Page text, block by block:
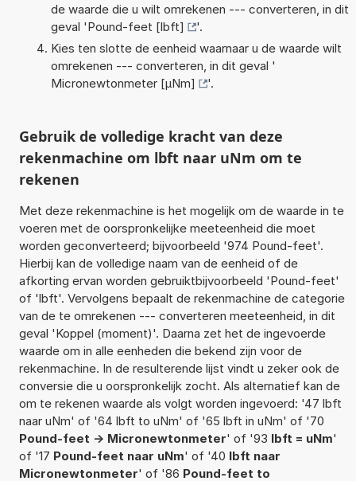
de waarde die u wilt omrekenen --- converteren, in dit
geval 'Pound-feet [lbft]
'.
Kies ten slotte de eenheid waarnaar u de waarde wilt
omrekenen --- converteren, in dit geval '
Micronewtonmeter [µNm]
'.
Gebruik de volledige kracht van deze
rekenmachine om lbft naar uNm om te
rekenen
Met deze rekenmachine is het mogelijk om de waarde in te
voeren met de oorspronkelijke meeteenheid die moet
worden geconverteerd; bijvoorbeeld '974 Pound-feet'.
Hierbij kan de volledige naam van de eenheid of de
afkorting ervan worden gebruiktbijvoorbeeld 'Pound-feet'
of 'lbft'. Vervolgens bepaalt de rekenmachine de categorie
van de te omrekenen --- converteren meeteenheid, in dit
geval 'Koppel (moment)'. Daarna zet het de ingevoerde
waarde om in alle eenheden die bekend zijn voor de
rekenmachine. In de resulterende lijst vindt u zeker ook de
conversie die u oorspronkelijk zocht. Als alternatief kan de
om te rekenen waarde als volgt worden ingevoerd: '47 lbft
naar uNm' of '64 lbft to uNm' of '65 lbft in uNm' of '70
Pound-feet -> Micronewtonmeter' of '93 lbft = uNm'
of '17 Pound-feet naar uNm' of '40 lbft naar
Micronewtonmeter' of '86 Pound-feet to